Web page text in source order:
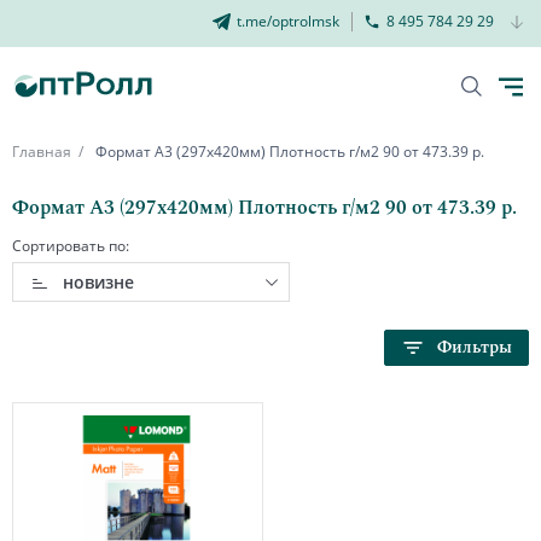
t.me/optrolmsk 8 495 784 29 29
Главная Формат А3 (297х420мм) Плотность г/м2 90 от 473.39 р.
Формат А3 (297х420мм) Плотность г/м2 90 от 473.39 р.
Сортировать по:
новизне
Фильтры